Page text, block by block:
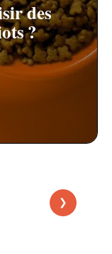
des
?